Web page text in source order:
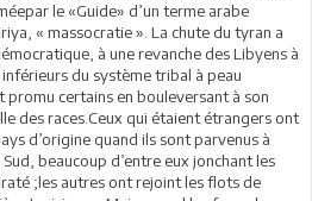
le «Guide» d’un terme arabe
« massocratie ». La chute du tyran a
à une revanche des Libyens à
du système tribal à peau
promu certains en bouleversant à son
des races.Ceux qui étaient étrangers ont
d’origine quand ils sont parvenus à
beaucoup d’entre eux jonchant les
;les autres ont rejoint les flots de